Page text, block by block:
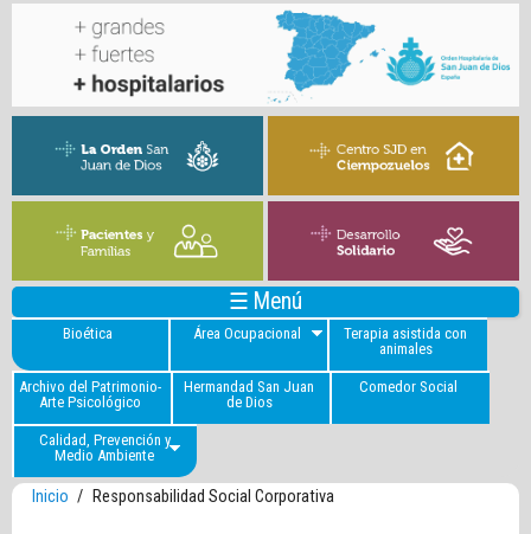
☰ Menú
Bioética Área Ocupacional
Terapia asistida con
animales
Archivo del Patrimonio-
Arte Psicológico
Hermandad San Juan
de Dios
Comedor Social
Calidad, Prevención y
Medio Ambiente
Inicio / Responsabilidad Social Corporativa